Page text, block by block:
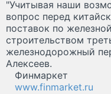
"Учитывая наши
вопрос перед
поставок по
строительством
железнодорожный
Алексеев.
Финмаркет
www.finmarket.ru